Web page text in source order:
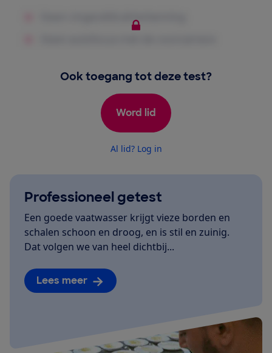
Ook toegang tot deze test?
Word lid
Al lid? Log in
Professioneel getest
Een goede vaatwasser krijgt vieze borden en
schalen schoon en droog, en is stil en zuinig.
Dat volgen we van heel dichtbij...
Lees meer